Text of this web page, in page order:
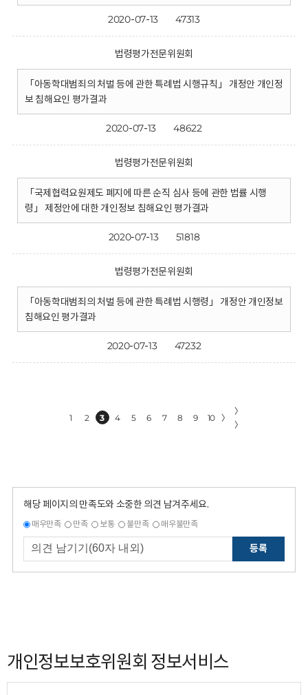
2020-07-13 47313
법령평가전문위원회
「아동학대범죄의 처벌 등에 관한 특례법 시행규칙」 개정안 개인정
보 침해요인 평가결과
2020-07-13 48622
법령평가전문위원회
「국제협력요원제도 폐지에 따른 순직 심사 등에 관한 법률 시행
령」 제정안에 대한 개인정보 침해요인 평가결과
2020-07-13 51818
법령평가전문위원회
「아동학대범죄의 처벌 등에 관한 특례법 시행령」 개정안 개인정보
침해요인 평가결과
2020-07-13 47232
1 2 3 4 5 6 7 8 9 10 〉
〉
〉
해당 페이지의 만족도와 소중한 의견 남겨주세요.
매우만족 만족 보통 불만족 매우불만족
등록
개인정보보호위원회 정보서비스